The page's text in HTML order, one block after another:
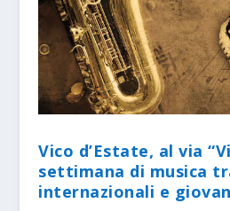
Vico d’Estate, al via
settimana di musica
internazionali e